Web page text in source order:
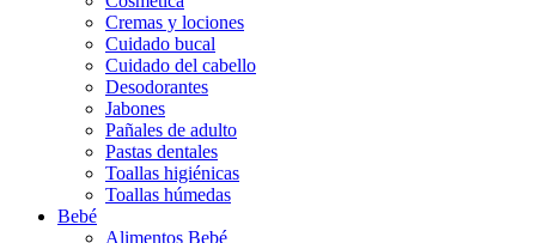
Cremas y lociones
Cuidado bucal
Cuidado del cabello
Desodorantes
Jabones
Pañales de adulto
Pastas dentales
Toallas higiénicas
Toallas húmedas
Bebé
Alimentos Bebé